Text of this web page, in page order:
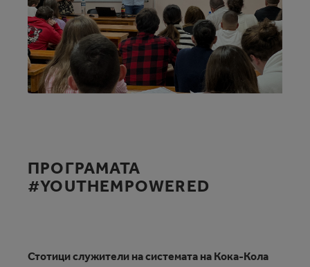
ПРОГРАМАТА
#YOUTHEMPOWERED
Стотици служители на системата на Кока-Кола